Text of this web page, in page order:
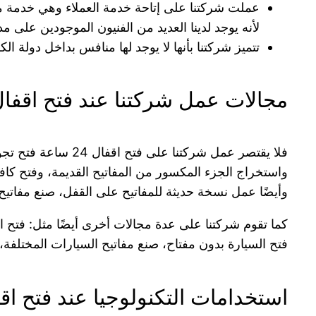
عملت شركتنا على إتاحة خدمة العملاء وهي خدمة
لأنه يوجد لدينا العديد من الفنيون الموجودين
تتميز شركتنا بأنها لا يوجد لها منافس بداخل
مجالات عمل شركتنا عند فتح اقفال 24 ساعة فتح
فلا يقتصر عمل شركتنا على فتح اقفال 24 ساعة فتح تجوري (الخزن ) فقط، بل تعمل على (فتح كافة أشكال الخزن بمختلف أحجامها،
واستخراج الجزء المكسور من المفاتيح القديمة، وفتح
وأيضًا عمل نسخة حديثة للمفاتيح على القفل، صنع
كما تقوم شركتنا على عدة مجالات أخرى أيضًا مثل: فتح
فتح السيارة بدون مفتاح، صنع مفاتيح السيارات
استخدامات التكنولوجيا عند فتح اقفال 24 ساعة